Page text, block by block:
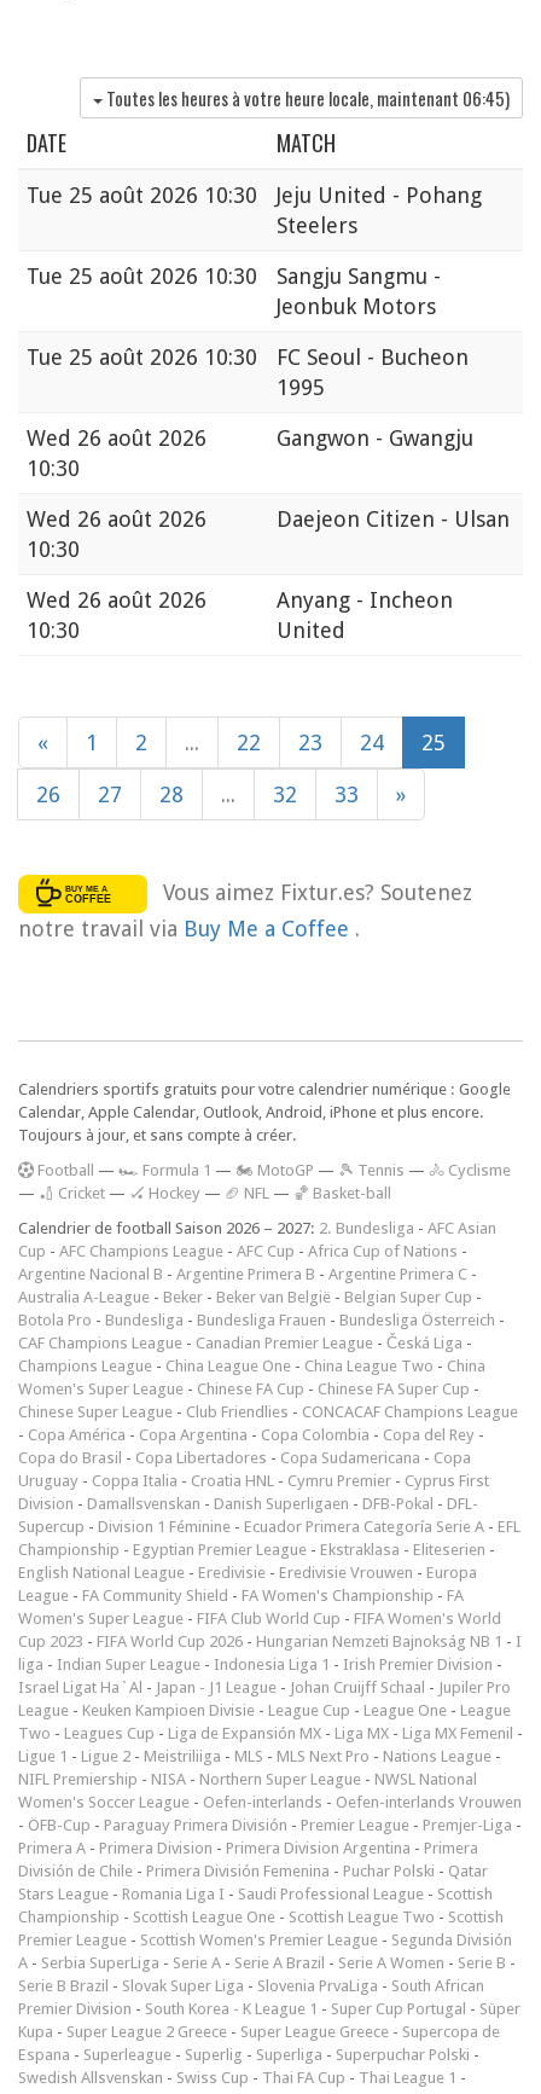
Toutes les heures à votre heure locale, maintenant 06:45)
DATE MATCH
Tue 25 août 2026 10:30
Jeju United - Pohang
Steelers
Tue 25 août 2026 10:30
Sangju Sangmu -
Jeonbuk Motors
Tue 25 août 2026 10:30
FC Seoul - Bucheon
1995
Wed 26 août 2026
10:30
Gangwon - Gwangju
Wed 26 août 2026
10:30
Daejeon Citizen - Ulsan
Wed 26 août 2026
10:30
Anyang - Incheon
United
« 1 2 ... 22 23 24 25
26 27 28 ... 32 33 »
Vous aimez Fixtur.es? Soutenez
notre travail via Buy Me a Coffee .
Calendriers sportifs gratuits pour votre calendrier numérique : Google
Calendar, Apple Calendar, Outlook, Android, iPhone et plus encore.
Toujours à jour, et sans compte à créer.
Football — 🏎️ Formula 1 — 🏍 MotoGP — 🎾 Tennis — 🚴 Cyclisme
— 🏏 Cricket — 🏑 Hockey — 🏈 NFL — 🏀 Basket-ball
Calendrier de football Saison 2026 – 2027: 2. Bundesliga - AFC Asian
Cup - AFC Champions League - AFC Cup - Africa Cup of Nations -
Argentine Nacional B - Argentine Primera B - Argentine Primera C -
Australia A-League - Beker - Beker van België - Belgian Super Cup -
Botola Pro - Bundesliga - Bundesliga Frauen - Bundesliga Österreich -
CAF Champions League - Canadian Premier League - Česká Liga -
Champions League - China League One - China League Two - China
Women's Super League - Chinese FA Cup - Chinese FA Super Cup -
Chinese Super League - Club Friendlies - CONCACAF Champions League
- Copa América - Copa Argentina - Copa Colombia - Copa del Rey -
Copa do Brasil - Copa Libertadores - Copa Sudamericana - Copa
Uruguay - Coppa Italia - Croatia HNL - Cymru Premier - Cyprus First
Division - Damallsvenskan - Danish Superligaen - DFB-Pokal - DFL-
Supercup - Division 1 Féminine - Ecuador Primera Categoría Serie A - EFL
Championship - Egyptian Premier League - Ekstraklasa - Eliteserien -
English National League - Eredivisie - Eredivisie Vrouwen - Europa
League - FA Community Shield - FA Women's Championship - FA
Women's Super League - FIFA Club World Cup - FIFA Women's World
Cup 2023 - FIFA World Cup 2026 - Hungarian Nemzeti Bajnokság NB 1 - I
liga - Indian Super League - Indonesia Liga 1 - Irish Premier Division -
Israel Ligat Ha`Al - Japan - J1 League - Johan Cruijff Schaal - Jupiler Pro
League - Keuken Kampioen Divisie - League Cup - League One - League
Two - Leagues Cup - Liga de Expansión MX - Liga MX - Liga MX Femenil -
Ligue 1 - Ligue 2 - Meistriliiga - MLS - MLS Next Pro - Nations League -
NIFL Premiership - NISA - Northern Super League - NWSL National
Women's Soccer League - Oefen-interlands - Oefen-interlands Vrouwen
- ÖFB-Cup - Paraguay Primera División - Premier League - Premjer-Liga -
Primera A - Primera Division - Primera Division Argentina - Primera
División de Chile - Primera División Femenina - Puchar Polski - Qatar
Stars League - Romania Liga I - Saudi Professional League - Scottish
Championship - Scottish League One - Scottish League Two - Scottish
Premier League - Scottish Women's Premier League - Segunda División
A - Serbia SuperLiga - Serie A - Serie A Brazil - Serie A Women - Serie B -
Serie B Brazil - Slovak Super Liga - Slovenia PrvaLiga - South African
Premier Division - South Korea - K League 1 - Super Cup Portugal - Süper
Kupa - Super League 2 Greece - Super League Greece - Supercopa de
Espana - Superleague - Superlig - Superliga - Superpuchar Polski -
Swedish Allsvenskan - Swiss Cup - Thai FA Cup - Thai League 1 -